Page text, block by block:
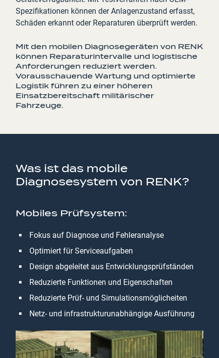
Spezifikationen können der Anlagenzustand erfasst,
Schäden erkannt oder Reparaturen überprüft werden.
Mit den mobilen Diagnosegeräten von RENK
können Reparaturintervalle und logistische
Anforderungen reduziert werden.
Vorausschauende Wartung und optimierte
Logistik führen zu einer höheren
Einsatzbereitschaft militärischer
Fahrzeuge.
Was ist das mobile
Diagnosesystem von RENK?
Mobiles Prüfsystem:
Fokus auf Diagnose und Fehleranalyse
Optimiert für Serviceaufgaben
Design abgeleitet aus Entwicklungsprüfständen
Reduzierte Funktionen und Eigenschaften
Reduzierte Prüf- und Simulationsmöglicheiten
Netz- und infrastrukturunabhängige Ausführung